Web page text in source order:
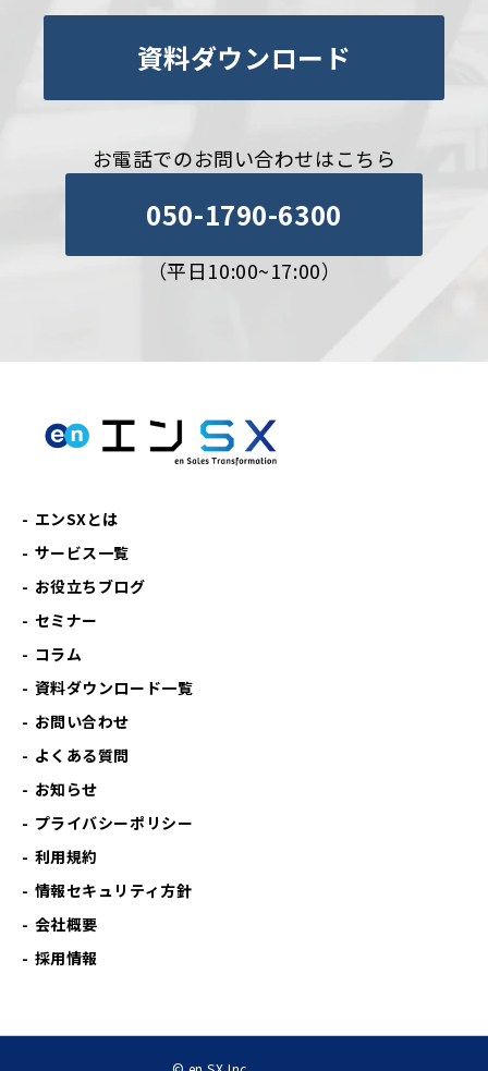
資料ダウンロード
お電話でのお問い合わせはこちら
050-1790-6300
（平日10:00~17:00）
エンSXとは
サービス一覧
お役立ちブログ
セミナー
コラム
資料ダウンロード一覧
お問い合わせ
よくある質問
お知らせ
プライバシーポリシー
利用規約
情報セキュリティ方針
会社概要
採用情報